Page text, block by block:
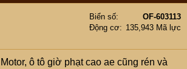
Biển số
OF-603113
Động cơ
135,943 Mã lực
ô tô giờ phạt cao ae cũng rén và